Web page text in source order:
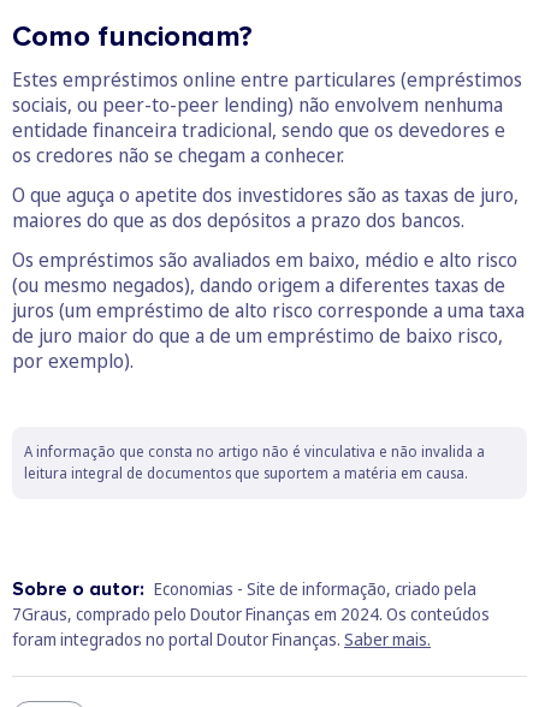
Como funcionam?
Estes empréstimos online entre particulares (empréstimos
sociais, ou peer-to-peer lending) não envolvem nenhuma
entidade financeira tradicional, sendo que os devedores e
os credores não se chegam a conhecer.
O que aguça o apetite dos investidores são as taxas de juro,
maiores do que as dos depósitos a prazo dos bancos.
Os empréstimos são avaliados em baixo, médio e alto risco
(ou mesmo negados), dando origem a diferentes taxas de
juros (um empréstimo de alto risco corresponde a uma taxa
de juro maior do que a de um empréstimo de baixo risco,
por exemplo).
A informação que consta no artigo não é vinculativa e não invalida a
leitura integral de documentos que suportem a matéria em causa.
Sobre o autor: Economias - Site de informação, criado pela
7Graus, comprado pelo Doutor Finanças em 2024. Os conteúdos
foram integrados no portal Doutor Finanças. Saber mais.